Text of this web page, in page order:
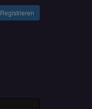
Registrieren